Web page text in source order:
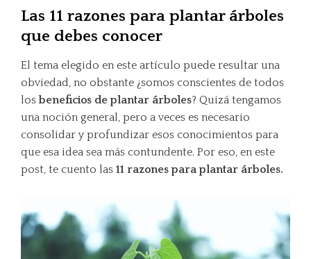
Las 11 razones para plantar árboles
que debes conocer
El tema elegido en este artículo puede resultar una
obviedad, no obstante ¿somos conscientes de todos
losbeneficios de plantar árboles? Quizá tengamos
una noción general, pero a veces es necesario
consolidar y profundizar esos conocimientos para
que esa idea sea más contundente. Por eso, en este
post, te cuento las 11 razones para plantar árboles.